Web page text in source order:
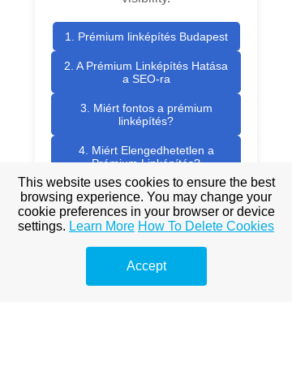
1. Prémium linképítés Budapest
2. A Prémium Linképítés Hatása
a SEO-ra
3. Miért fontos a prémium
linképítés?
4. Miért Elengedhetetlen a
Prémium Linképítés?
5. Prémium Linképítés
Stratégiák
6. Prémium Linképítés
7. Prémium linképítés - Miért
fontos?
This website uses cookies to ensure the best
browsing experience. You may change your
cookie preferences in your browser or device
settings. Learn More How To Delete Cookies
Accept